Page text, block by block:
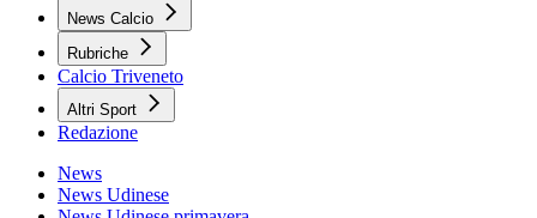
News Calcio
Rubriche
Calcio Triveneto
Altri Sport
Redazione
News
News Udinese